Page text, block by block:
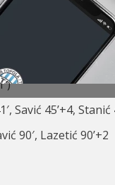
(Belgrád)
(K),
Savić 45’+4, Stanić
90′, Lazetić 90’+2